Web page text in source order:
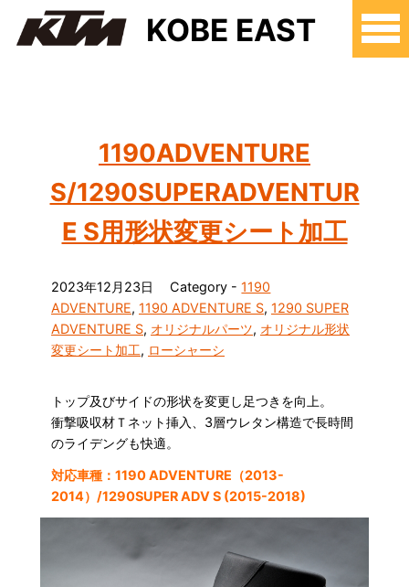
KOBE EAST
1190ADVENTURE
S/1290SUPERADVENTUR
E S用形状変更シート加工
2023年12月23日 Category -1190
ADVENTURE, 1190 ADVENTURE S, 1290 SUPER
ADVENTURE S, オリジナルパーツ, オリジナル形状
変更シート加工, ローシャーシ
トップ及びサイドの形状を変更し足つきを向上。
衝撃吸収材Ｔネット挿入、3層ウレタン構造で長時間
のライデングも快適。
対応車種：1190 ADVENTURE（2013-
2014）/1290SUPER ADV S (2015-2018)